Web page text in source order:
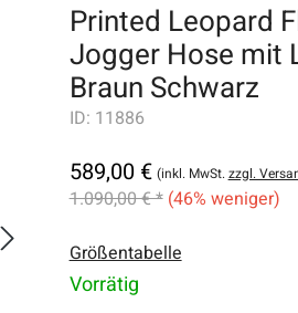
Printed Leopard
Jogger Hose mit
Braun Schwarz
ID: 11886
589,00 € (inkl. MwSt.zzgl.
1.090,00 € * (46% weniger)
Größentabelle
Vorrätig